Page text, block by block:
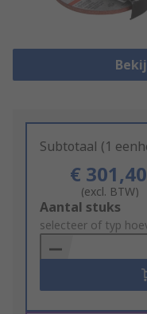
Subtotaal (1
€ 301,40
(excl. BTW)
Add
to
Basket
Aantal stuks
selecteer of typ